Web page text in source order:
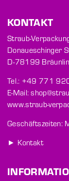
KONTAKT
Straub-
Donaueschinger
D-78199
Tel.: +49 771
E-Mail:
www.straub-
Geschäftszeiten:
► Kontakt